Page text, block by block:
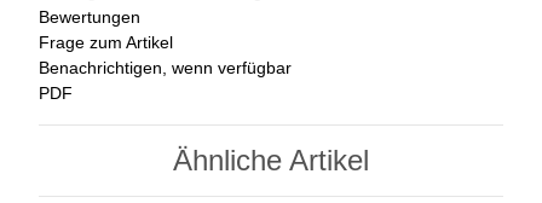
Bewertungen
Frage zum Artikel
Benachrichtigen, wenn verfügbar
PDF
Ähnliche Artikel